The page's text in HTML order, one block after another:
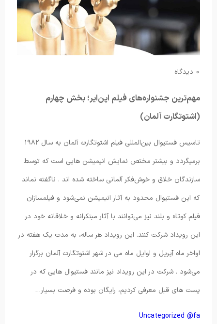
0 دیدگاه
مهم‌ترین جشنواره‌های فیلم اپن‌ایر؛ بخش چهارم
(اشتوتگارت آلمان)
تاسیس فستیوال بین‌المللی فیلم اشتوتگارت آلمان به سال ۱۹۸۲
برمیگردد و بیشتر مختص نمایش انیمیشن هایی است که توسط
سازندگان خلاق و خوش‌فکر آلمانی ساخته شده اند . ناگفته نماند
که این فستیوال محدود به آثار انیمیشن نمی‌شود و فیلمسازان
فیلم کوتاه و بلند نیز می‌توانند با آثار مبتکرانه و خلاقانه خود در
این رویداد شرکت کنند. این رویداد هر ساله، به مدت یک هفته در
اواخر ماه آپریل و اوایل ماه می در شهر اشتوتگارت آلمان برگزار
می‌شود . شرکت در این رویداد نیز مانند فستیوال هایی که در
پست های قبل معرفی کردیم، رایگان بوده و فرصت بسیار…
Uncategorized @fa